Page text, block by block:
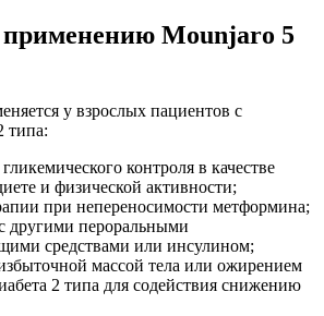
Mounjaro 5
у взрослых пациентов с
типа:
контроля в качестве
и физической активности;
при непереносимости метформина;
другими пероральными
средствами или инсулином;
массой тела или ожирением
2 типа для содействия снижению